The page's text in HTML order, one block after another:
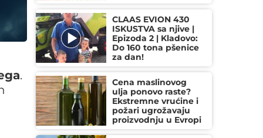
.
CLAAS EVION 430
ISKUSTVA sa njive |
Epizoda 2 | Kladovo:
Do 160 tona pšenice
za dan!
Cena maslinovog
ulja ponovo raste?
Ekstremne vrućine i
požari ugrožavaju
proizvodnju u Evropi